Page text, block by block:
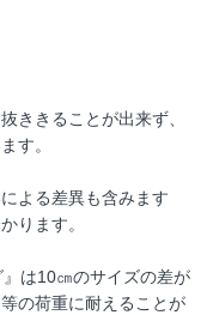
ききることが出来ず、
す。
よる差異も含みます
ります。
は10㎝のサイズの差が
の荷重に耐えることが